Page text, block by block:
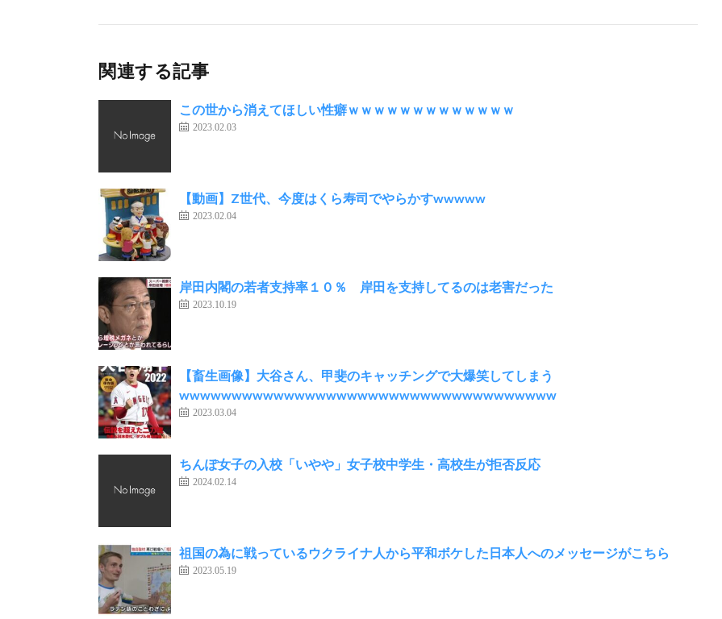
関連する記事
この世から消えてほしい性癖ｗｗｗｗｗｗｗｗｗｗｗｗｗ
2023.02.03
【動画】Z世代、今度はくら寿司でやらかすwwwww
2023.02.04
岸田内閣の若者支持率１０％ 岸田を支持してるのは老害だった
2023.10.19
【畜生画像】大谷さん、甲斐のキャッチングで大爆笑してしまう
wwwwwwwwwwwwwwwwwwwwwwwwwwwwwwwwwwww
2023.03.04
ちんぽ女子の入校「いやや」女子校中学生・高校生が拒否反応
2024.02.14
祖国の為に戦っているウクライナ人から平和ボケした日本人へのメッセージがこちら
2023.05.19